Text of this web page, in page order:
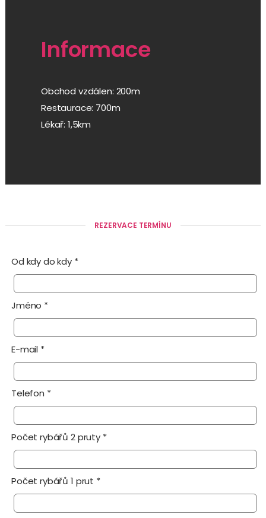
Informace
Obchod vzdálen: 200m
Restaurace: 700m
Lékař: 1,5km
REZERVACE TERMÍNU
Od kdy do kdy *
Jméno *
E-mail *
Telefon *
Počet rybářů 2 pruty *
Počet rybářů 1 prut *